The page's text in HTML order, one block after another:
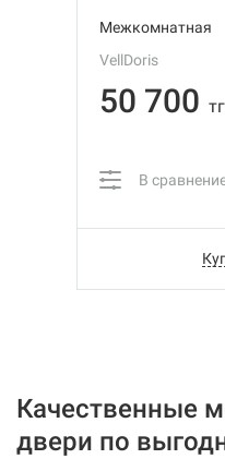
Межкомнатная
VellDoris
50 700 тг
В
Качественные
двери по